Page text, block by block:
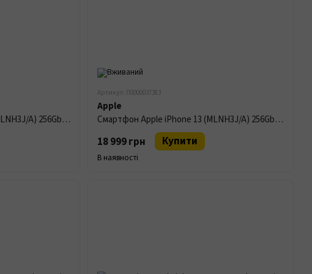
Смартфон Apple iPhone 13 (MLNH3J/A) 256Gb Midnight
Артикул: П0000037383
Apple
Смартфон Apple iPhone 13 (MLNH3J/A) 256Gb Blue
18 999 грн Купити
В наявності